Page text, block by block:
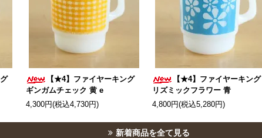
【★4】ファイヤーキング
ギンガムチェック 黄 e
4,300円(税込4,730円)
【★4】ファイヤーキング
リズミックフラワー 青
4,800円(税込5,280円)
新着商品を全て見る